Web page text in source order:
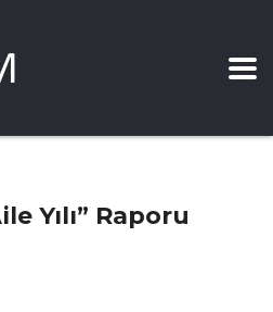
Yılı” Raporu